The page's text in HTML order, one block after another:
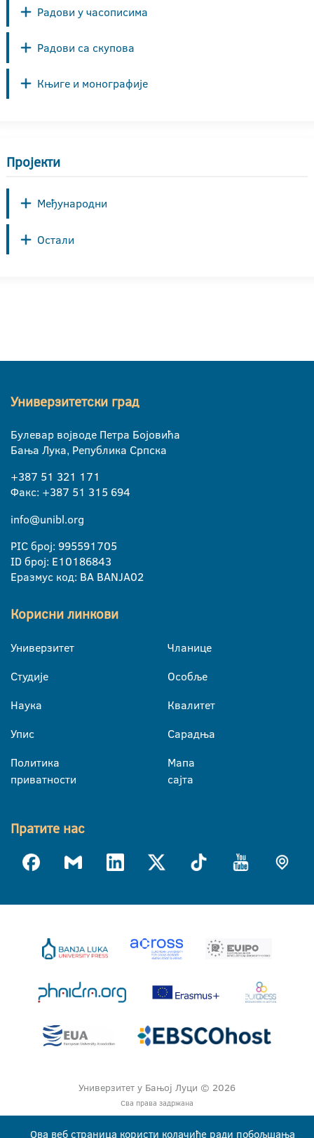
Радови у часописима
Радови са скупова
Књиге и монографије
Пројекти
Међународни
Остали
Универзитетски град
Булевар војводе Петра Бојовића
Бања Лука, Република Српска
+387 51 321 171
Факс: +387 51 315 694
info@unibl.org
PIC број: 995591705
ID број: E10186843
Еразмус код: BA BANJA02
Корисни линкови
Универзитет
Студије
Наука
Упис
Политика
приватности
Чланице
Особље
Квалитет
Сарадња
Мапа
сајта
Пратите нас
Универзитет у Бањој Луци © 2026
Сва права задржана
Ова веб страница користи колачиће ради побољшања